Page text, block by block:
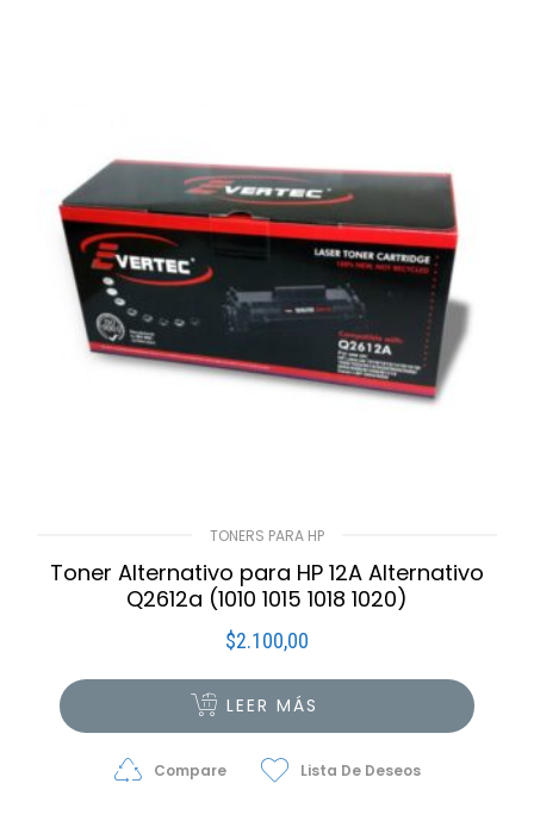
TONERS PARA HP
Toner Alternativo para HP 12A Alternativo
Q2612a (1010 1015 1018 1020)
$2.100,00
LEER MÁS
Compare Lista De Deseos